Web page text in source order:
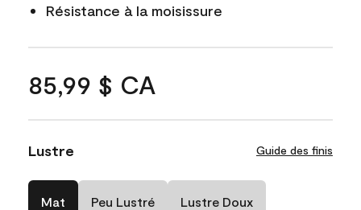
Résistance à la moisissure
85,99 $ CA
Lustre Guide des finis
Mat Peu Lustré Lustre Doux